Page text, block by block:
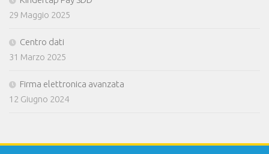
29 Maggio 2025
Centro dati
31 Marzo 2025
Firma elettronica avanzata
12 Giugno 2024